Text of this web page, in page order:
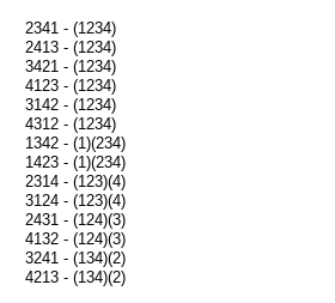
2341 - (1234)
2413 - (1234)
3421 - (1234)
4123 - (1234)
3142 - (1234)
4312 - (1234)
1342 - (1)(234)
1423 - (1)(234)
2314 - (123)(4)
3124 - (123)(4)
2431 - (124)(3)
4132 - (124)(3)
3241 - (134)(2)
4213 - (134)(2)